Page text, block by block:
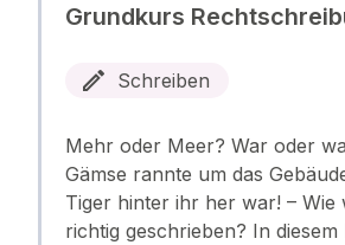
Grundkurs
Schreiben
Mehr oder Meer? War oder
Gämse rannte um das
Tiger hinter ihr her war! – Wie
richtig geschrieben? In diesem